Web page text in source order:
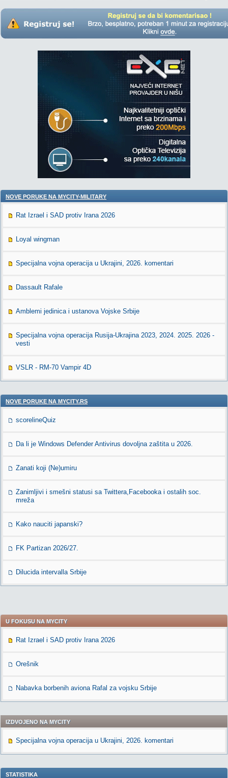
NOVE PORUKE NA MYCITY-MILITARY
Rat Izrael i SAD protiv Irana 2026
Loyal wingman
Specijalna vojna operacija u Ukrajini, 2026. komentari
Dassault Rafale
Amblemi jedinica i ustanova Vojske Srbije
Specijalna vojna operacija Rusija-Ukrajina 2023, 2024. 2025. 2026 -
vesti
VSLR - RM-70 Vampir 4D
NOVE PORUKE NA MYCITY.RS
scorelineQuiz
Da li je Windows Defender Antivirus dovoljna zaštita u 2026.
Zanati koji (Ne)umiru
Zanimljivi i smešni statusi sa Twittera,Facebooka i ostalih soc.
mreža
Kako nauciti japanski?
FK Partizan 2026/27.
Dilucida intervalla Srbije
U FOKUSU NA MYCITY
Rat Izrael i SAD protiv Irana 2026
Orešnik
Nabavka borbenih aviona Rafal za vojsku Srbije
IZDVOJENO NA MYCITY
Specijalna vojna operacija u Ukrajini, 2026. komentari
STATISTIKA